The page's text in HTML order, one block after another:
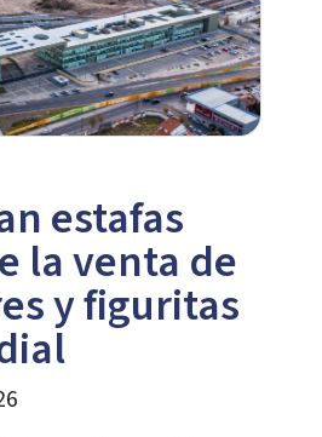
estafas
la venta de
y figuritas